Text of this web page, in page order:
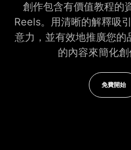
創作包含有價值教程的
Reels。用清晰的解釋吸
意力，並有效地推廣您的
的內容來簡化創
免費開始